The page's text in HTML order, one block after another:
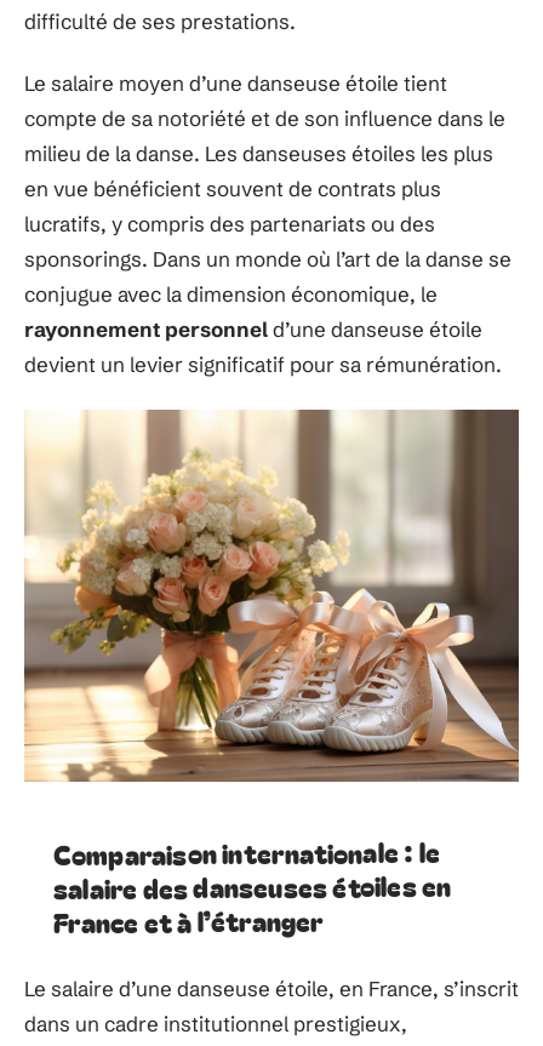
difficulté de ses prestations.
Le salaire moyen d’une danseuse étoile tient
compte de sa notoriété et de son influence dans le
milieu de la danse. Les danseuses étoiles les plus
en vue bénéficient souvent de contrats plus
lucratifs, y compris des partenariats ou des
sponsorings. Dans un monde où l’art de la danse se
conjugue avec la dimension économique, le
rayonnement personneld’une danseuse étoile
devient un levier significatif pour sa rémunération.
Comparaison internationale : le
salaire des danseuses étoiles en
France et à l’étranger
Le salaire d’une danseuse étoile, en France, s’inscrit
dans un cadre institutionnel prestigieux,